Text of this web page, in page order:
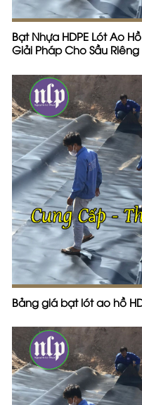
Bạt Nhựa HDPE Lót Ao
Giải Pháp Cho Sầu
Bảng giá bạt lót ao hồ